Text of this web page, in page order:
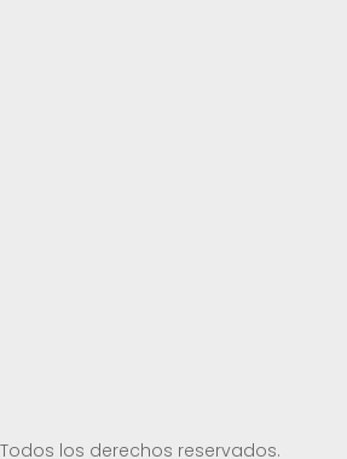
los derechos reservados.